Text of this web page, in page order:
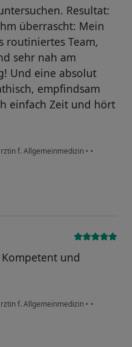
Resultat:
überrascht: Mein
routiniertes Team,
sehr nah am
Und eine absolut
empfindsam
einfach Zeit und hört
f. Allgemeinmedizin • •
und
f. Allgemeinmedizin • •